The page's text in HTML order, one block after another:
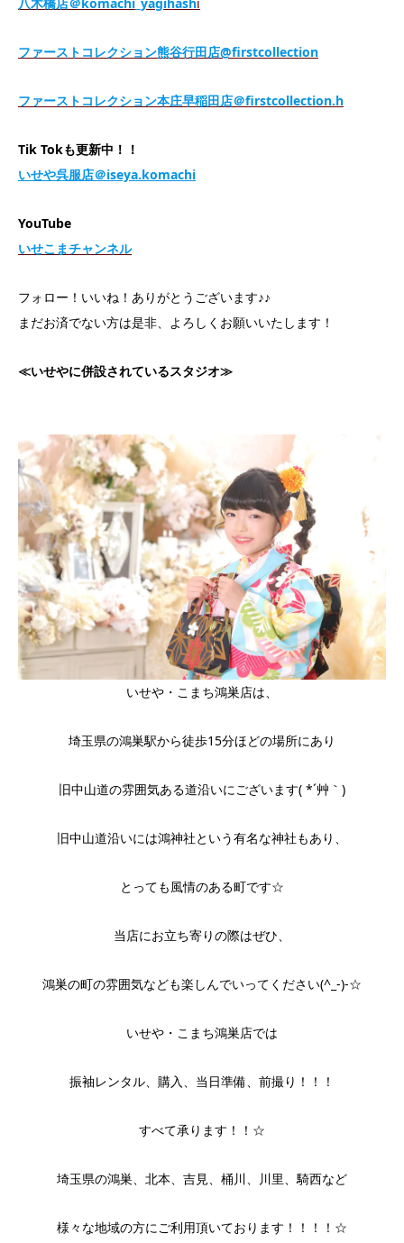
ファーストコレクション熊谷行田店@firstcollection
ファーストコレクション本庄早稲田店＠firstcollection.h
Tik Tokも更新中！！
いせや呉服店＠iseya.komachi
YouTube
いせこまチャンネル
フォロー！いいね！ありがとうございます♪♪
まだお済でない方は是非、よろしくお願いいたします！
≪いせやに併設されているスタジオ≫
いせや・こまち鴻巣店は、
埼玉県の鴻巣駅から徒歩15分ほどの場所にあり
旧中山道の雰囲気ある道沿いにございます( *´艸｀)
旧中山道沿いには鴻神社という有名な神社もあり、
とっても風情のある町です☆
当店にお立ち寄りの際はぜひ、
鴻巣の町の雰囲気なども楽しんでいってください(^_-)-☆
いせや・こまち鴻巣店では
振袖レンタル、購入、当日準備、前撮り！！！
すべて承ります！！☆
埼玉県の鴻巣、北本、吉見、桶川、川里、騎西など
様々な地域の方にご利用頂いております！！！！☆